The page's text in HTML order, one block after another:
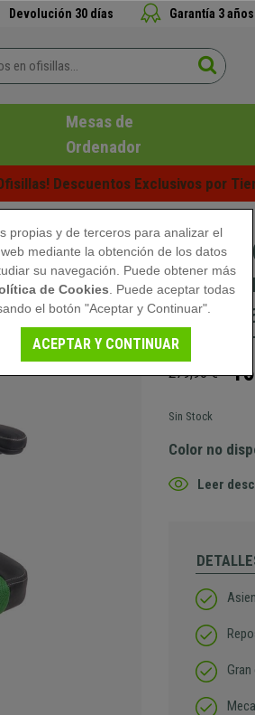
Devolución 30 días Garantía 3 años
Mesas de
Ordenador
Descuentos Exclusivos por
Silla de
279,90 €
Sin Stock
Color no
Leer
propias y de terceros para analizar el
mediante la obtención de los datos
su navegación. Puede obtener más
de Cookies . Puede aceptar todas
el botón "Aceptar y Continuar".
ACEPTAR Y CONTINUAR